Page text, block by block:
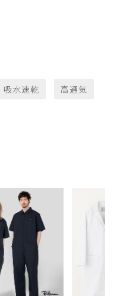
吸水速乾 高通気